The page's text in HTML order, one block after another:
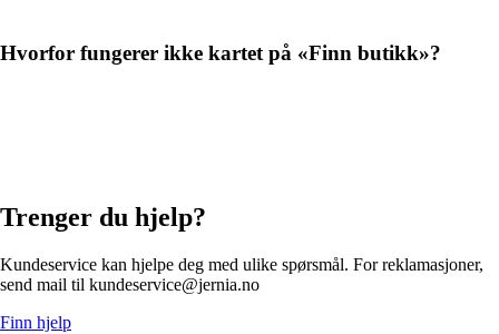
Hvorfor fungerer ikke kartet på «Finn butikk»?
Trenger du hjelp?
Kundeservice kan hjelpe deg med ulike spørsmål. For reklamasjoner,
send mail til kundeservice@jernia.no
Finn hjelp